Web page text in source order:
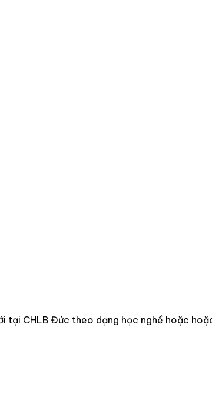
tại CHLB Đức theo dạng học nghề hoặc